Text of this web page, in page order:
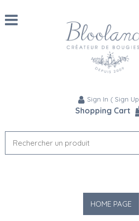
Sign In ( Sign Up
Shopping Cart